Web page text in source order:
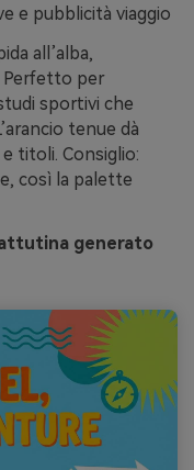
e pubblicità viaggio
all’alba,
Perfetto per
sportivi che
tenue dà
titoli. Consiglio:
così la palette
generato